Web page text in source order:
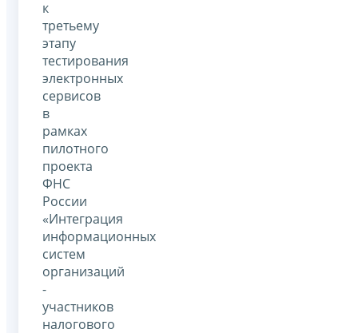
к
третьему
этапу
тестирования
электронных
сервисов
в
рамках
пилотного
проекта
ФНС
России
«Интеграция
информационных
систем
организаций
-
участников
налогового